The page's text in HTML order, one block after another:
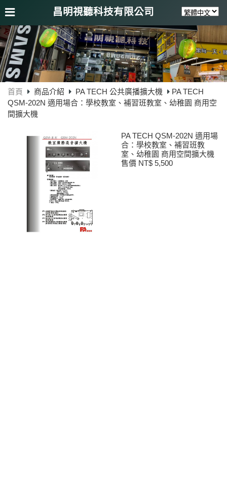
昌明視聽科技有限公司
首頁 商品介紹 PA TECH 公共廣播擴大機
PA TECH
QSM-202N 適用場合：學校教室、補習班教室、幼稚園 商用空
間擴大機
PA TECH QSM-202N 適用場
合：學校教室、補習班教
室、幼稚園 商用空間擴大機
售價 NT$ 5,500